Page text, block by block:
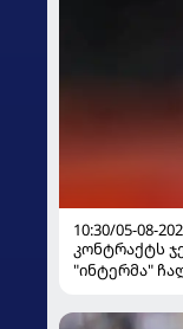
10:30/05-08-
კონტრაქტს
"ინტერმა"